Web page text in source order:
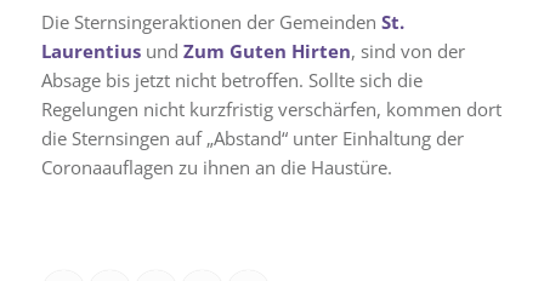
Die Sternsingeraktionen der Gemeinden St.
Laurentiusund Zum Guten Hirten, sind von der
Absage bis jetzt nicht betroffen. Sollte sich die
Regelungen nicht kurzfristig verschärfen, kommen dort
die Sternsingen auf „Abstand“ unter Einhaltung der
Coronaauflagen zu ihnen an die Haustüre.